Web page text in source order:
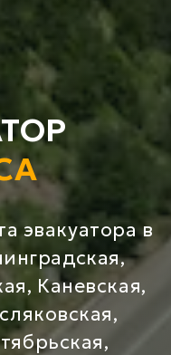
эвакуатора в
Каневская,